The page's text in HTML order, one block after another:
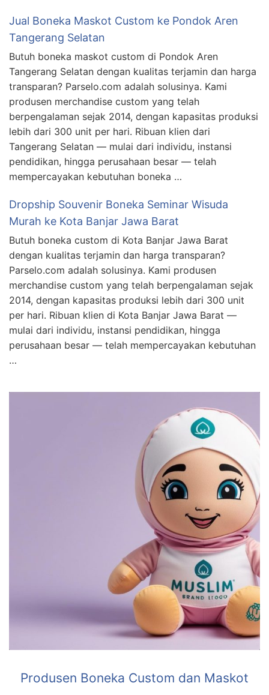
Jual Boneka Maskot Custom ke Pondok Aren
Tangerang Selatan
Butuh boneka maskot custom di Pondok Aren
Tangerang Selatan dengan kualitas terjamin dan harga
transparan? Parselo.com adalah solusinya. Kami
produsen merchandise custom yang telah
berpengalaman sejak 2014, dengan kapasitas produksi
lebih dari 300 unit per hari. Ribuan klien dari
Tangerang Selatan — mulai dari individu, instansi
pendidikan, hingga perusahaan besar — telah
mempercayakan kebutuhan boneka …
Dropship Souvenir Boneka Seminar Wisuda
Murah ke Kota Banjar Jawa Barat
Butuh boneka custom di Kota Banjar Jawa Barat
dengan kualitas terjamin dan harga transparan?
Parselo.com adalah solusinya. Kami produsen
merchandise custom yang telah berpengalaman sejak
2014, dengan kapasitas produksi lebih dari 300 unit
per hari. Ribuan klien di Kota Banjar Jawa Barat —
mulai dari individu, instansi pendidikan, hingga
perusahaan besar — telah mempercayakan kebutuhan
…
Produsen Boneka Custom dan Maskot